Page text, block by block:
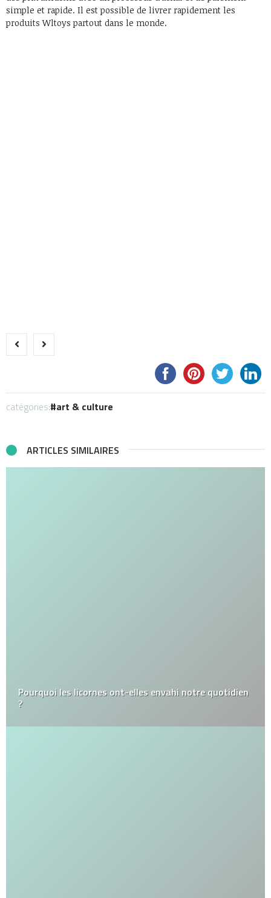
simple et rapide. Il est possible de livrer rapidement les
produits Wltoys partout dans le monde.
catégories: art & culture
ARTICLES SIMILAIRES
Pourquoi les licornes ont-elles envahi notre quotidien
?